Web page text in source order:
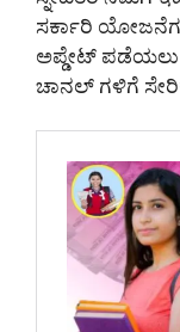
ಸರ್ಕಾರಿ
ಅಪ್ಡೇಟ್ ಪಡೆಯಲು
ಚಾನಲ್ ಗಳಿಗೆ